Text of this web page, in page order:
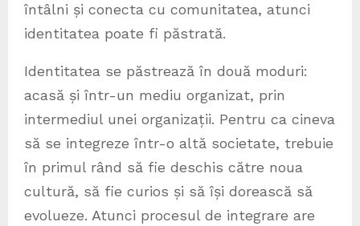
întâlni și conecta cu comunitatea, atunci
identitatea poate fi păstrată.
Identitatea se păstrează în două moduri:
acasă și într-un mediu organizat, prin
intermediul unei organizații. Pentru ca cineva
să se integreze într-o altă societate, trebuie
în primul rând să fie deschis către noua
cultură, să fie curios și să își dorească să
evolueze. Atunci procesul de integrare are